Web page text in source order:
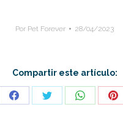
Por Pet Forever 28/04/2023
Compartir este artículo:
Share
Share
Share